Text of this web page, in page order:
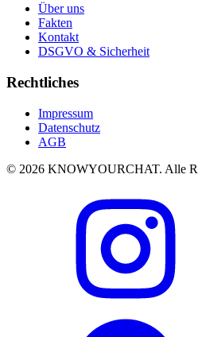
Über uns
Fakten
Kontakt
DSGVO & Sicherheit
Rechtliches
Impressum
Datenschutz
AGB
© 2026 KNOWYOURCHAT. Alle